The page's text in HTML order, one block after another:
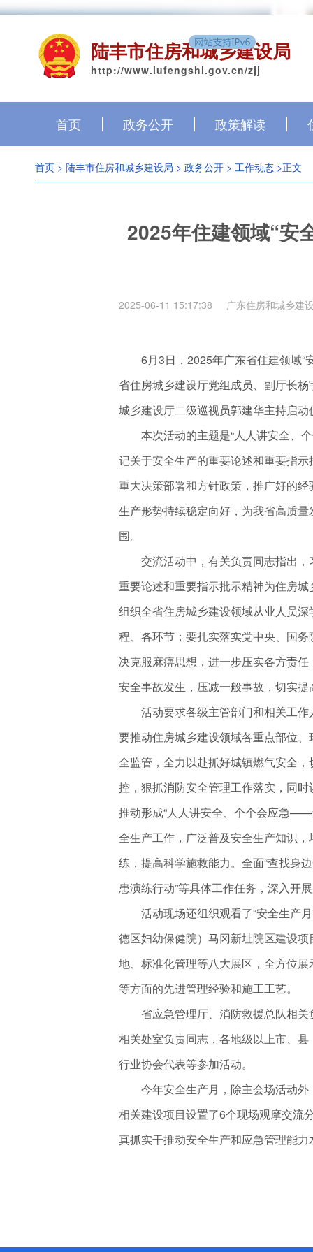
陆丰市住房和城乡建设局
http://www.lufengshi.gov.cn/zjj
首页 政务公开 政策解读
首页 > 陆丰市住房和城乡建设局 > 政务公开 > 工作动态 >正文
2025年住建领域“安
2025-06-11 15:17:38 广东住房和城乡建
6月3日，2025年广东省住建领域“
省住房城乡建设厅党组成员、副厅长
城乡建设厅二级巡视员郭建华主持启动
本次活动的主题是“人人讲安全、
记关于安全生产的重要论述和重要指
重大决策部署和方针政策，推广好的
生产形势持续稳定向好，为我省高质
围。
交流活动中，有关负责同志指出，
重要论述和重要指示批示精神为住房
组织全省住房城乡建设领域从业人员
程、各环节；要扎实落实党中央、国
决克服麻痹思想，进一步压实各方责
安全事故发生，压减一般事故，切实
活动要求各级主管部门和相关工作
要推动住房城乡建设领域各重点部位
全监管，全力以赴抓好城镇燃气安全
控，狠抓消防安全管理工作落实，同
推动形成“人人讲安全、个个会应急——
全生产工作，广泛普及安全生产知识
练，提高科学施救能力。全面“查找身
患演练行动”等具体工作任务，深入开
活动现场还组织观看了“安全生产月
德区妇幼保健院）马冈新址院区建设
地、标准化管理等八大展区，全方位
等方面的先进管理经验和施工工艺。
省应急管理厅、消防救援总队相关
相关处室负责同志，各地级以上市、
行业协会代表等参加活动。
今年安全生产月，除主会场活动外
相关建设项目设置了6个现场观摩交流
真抓实干推动安全生产和应急管理能力